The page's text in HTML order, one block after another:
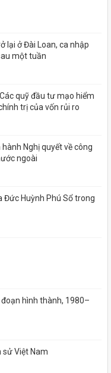
lại ở Đài Loan, ca nhập
một tuần
quỹ đầu tư mạo hiểm
trị của vốn rủi ro
Nghị quyết về công
ngoài
Đức Huỳnh Phú Sổ trong
hình thành, 1980–
sử Việt Nam